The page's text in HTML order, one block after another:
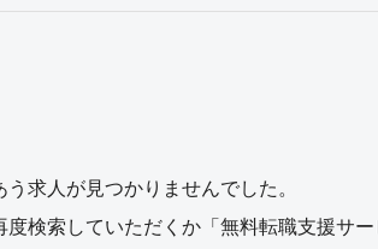
求人が見つかりませんでした。
検索していただくか「無料転職支援サー